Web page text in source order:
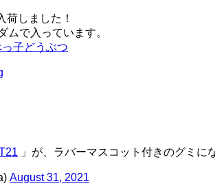
しました！
で入っています。
子どうぶつ
」が、ラバーマスコット付きのグミに
August 31, 2021